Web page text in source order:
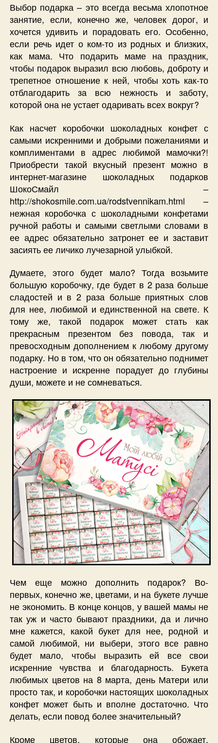
Выбор подарка – это всегда весьма хлопотное
занятие, если, конечно же, человек дорог, и
хочется удивить и порадовать его. Особенно,
если речь идет о ком-то из родных и близких,
как мама. Что подарить маме на праздник,
чтобы подарок выразил всю любовь, доброту и
трепетное отношение к ней, чтобы хоть как-то
отблагодарить за всю нежность и заботу,
которой она не устает одаривать всех вокруг?
Как насчет коробочки шоколадных конфет с
самыми искренними и добрыми пожеланиями и
комплиментами в адрес любимой мамочки?!
Приобрести такой вкусный презент можно в
интернет-магазине шоколадных подарков
ШокоСмайл –
http://shokosmile.com.ua/rodstvennikam.html –
нежная коробочка с шоколадными конфетами
ручной работы и самыми светлыми словами в
ее адрес обязательно затронет ее и заставит
засиять ее личико лучезарной улыбкой.
Думаете, этого будет мало? Тогда возьмите
большую коробочку, где будет в 2 раза больше
сладостей и в 2 раза больше приятных слов
для нее, любимой и единственной на свете. К
тому же, такой подарок может стать как
прекрасным презентом без повода, так и
превосходным дополнением к любому другому
подарку. Но в том, что он обязательно поднимет
настроение и искренне порадует до глубины
души, можете и не сомневаться.
Чем еще можно дополнить подарок? Во-
первых, конечно же, цветами, и на букете лучше
не экономить. В конце концов, у вашей мамы не
так уж и часто бывают праздники, да и лично
мне кажется, какой букет для нее, родной и
самой любимой, ни выбери, этого все равно
будет мало, чтобы выразить ей все свои
искренние чувства и благодарность. Букета
любимых цветов на 8 марта, день Матери или
просто так, и коробочки настоящих шоколадных
конфет может быть и вполне достаточно. Что
делать, если повод более значительный?
Кроме цветов, которые она обожает,